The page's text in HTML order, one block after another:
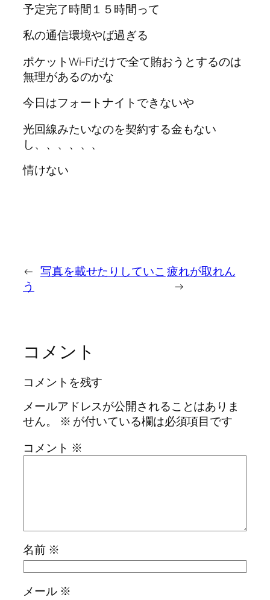
予定完了時間１５時間って
私の通信環境やば過ぎる
ポケットWi-Fiだけで全て賄おうとするのは
無理があるのかな
今日はフォートナイトできないや
光回線みたいなのを契約する金もない
し、、、、、、
情けない
← 写真を載せたりしていこ
う
疲れが取れん
→
コメント
コメントを残す
メールアドレスが公開されることはありま
せん。
※ が付いている欄は必須項目です
コメント ※
名前 ※
メール ※